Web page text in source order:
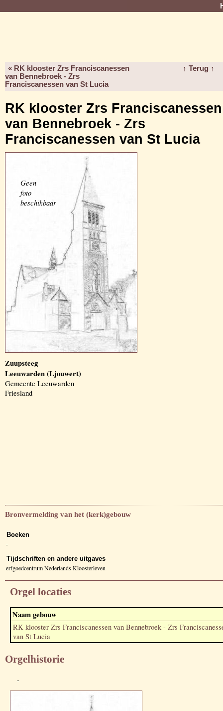
« RK klooster Zrs Franciscanessen
van Bennebroek - Zrs
Franciscanessen van St Lucia
↑ Terug ↑
RK klooster Zrs Franciscanessen
van Bennebroek - Zrs
Franciscanessen van St Lucia
Geen
foto
beschikbaar
Zuupsteeg
Leeuwarden (Ljouwert)
Gemeente Leeuwarden
Friesland
Bronvermelding van het (kerk)gebouw
Boeken
-
Tijdschriften en andere uitgaves
erfgoedcentrum Nederlands Kloosterleven
Orgel locaties
Naam gebouw
RK klooster Zrs Franciscanessen van Bennebroek - Zrs
van St Lucia
Orgelhistorie
-